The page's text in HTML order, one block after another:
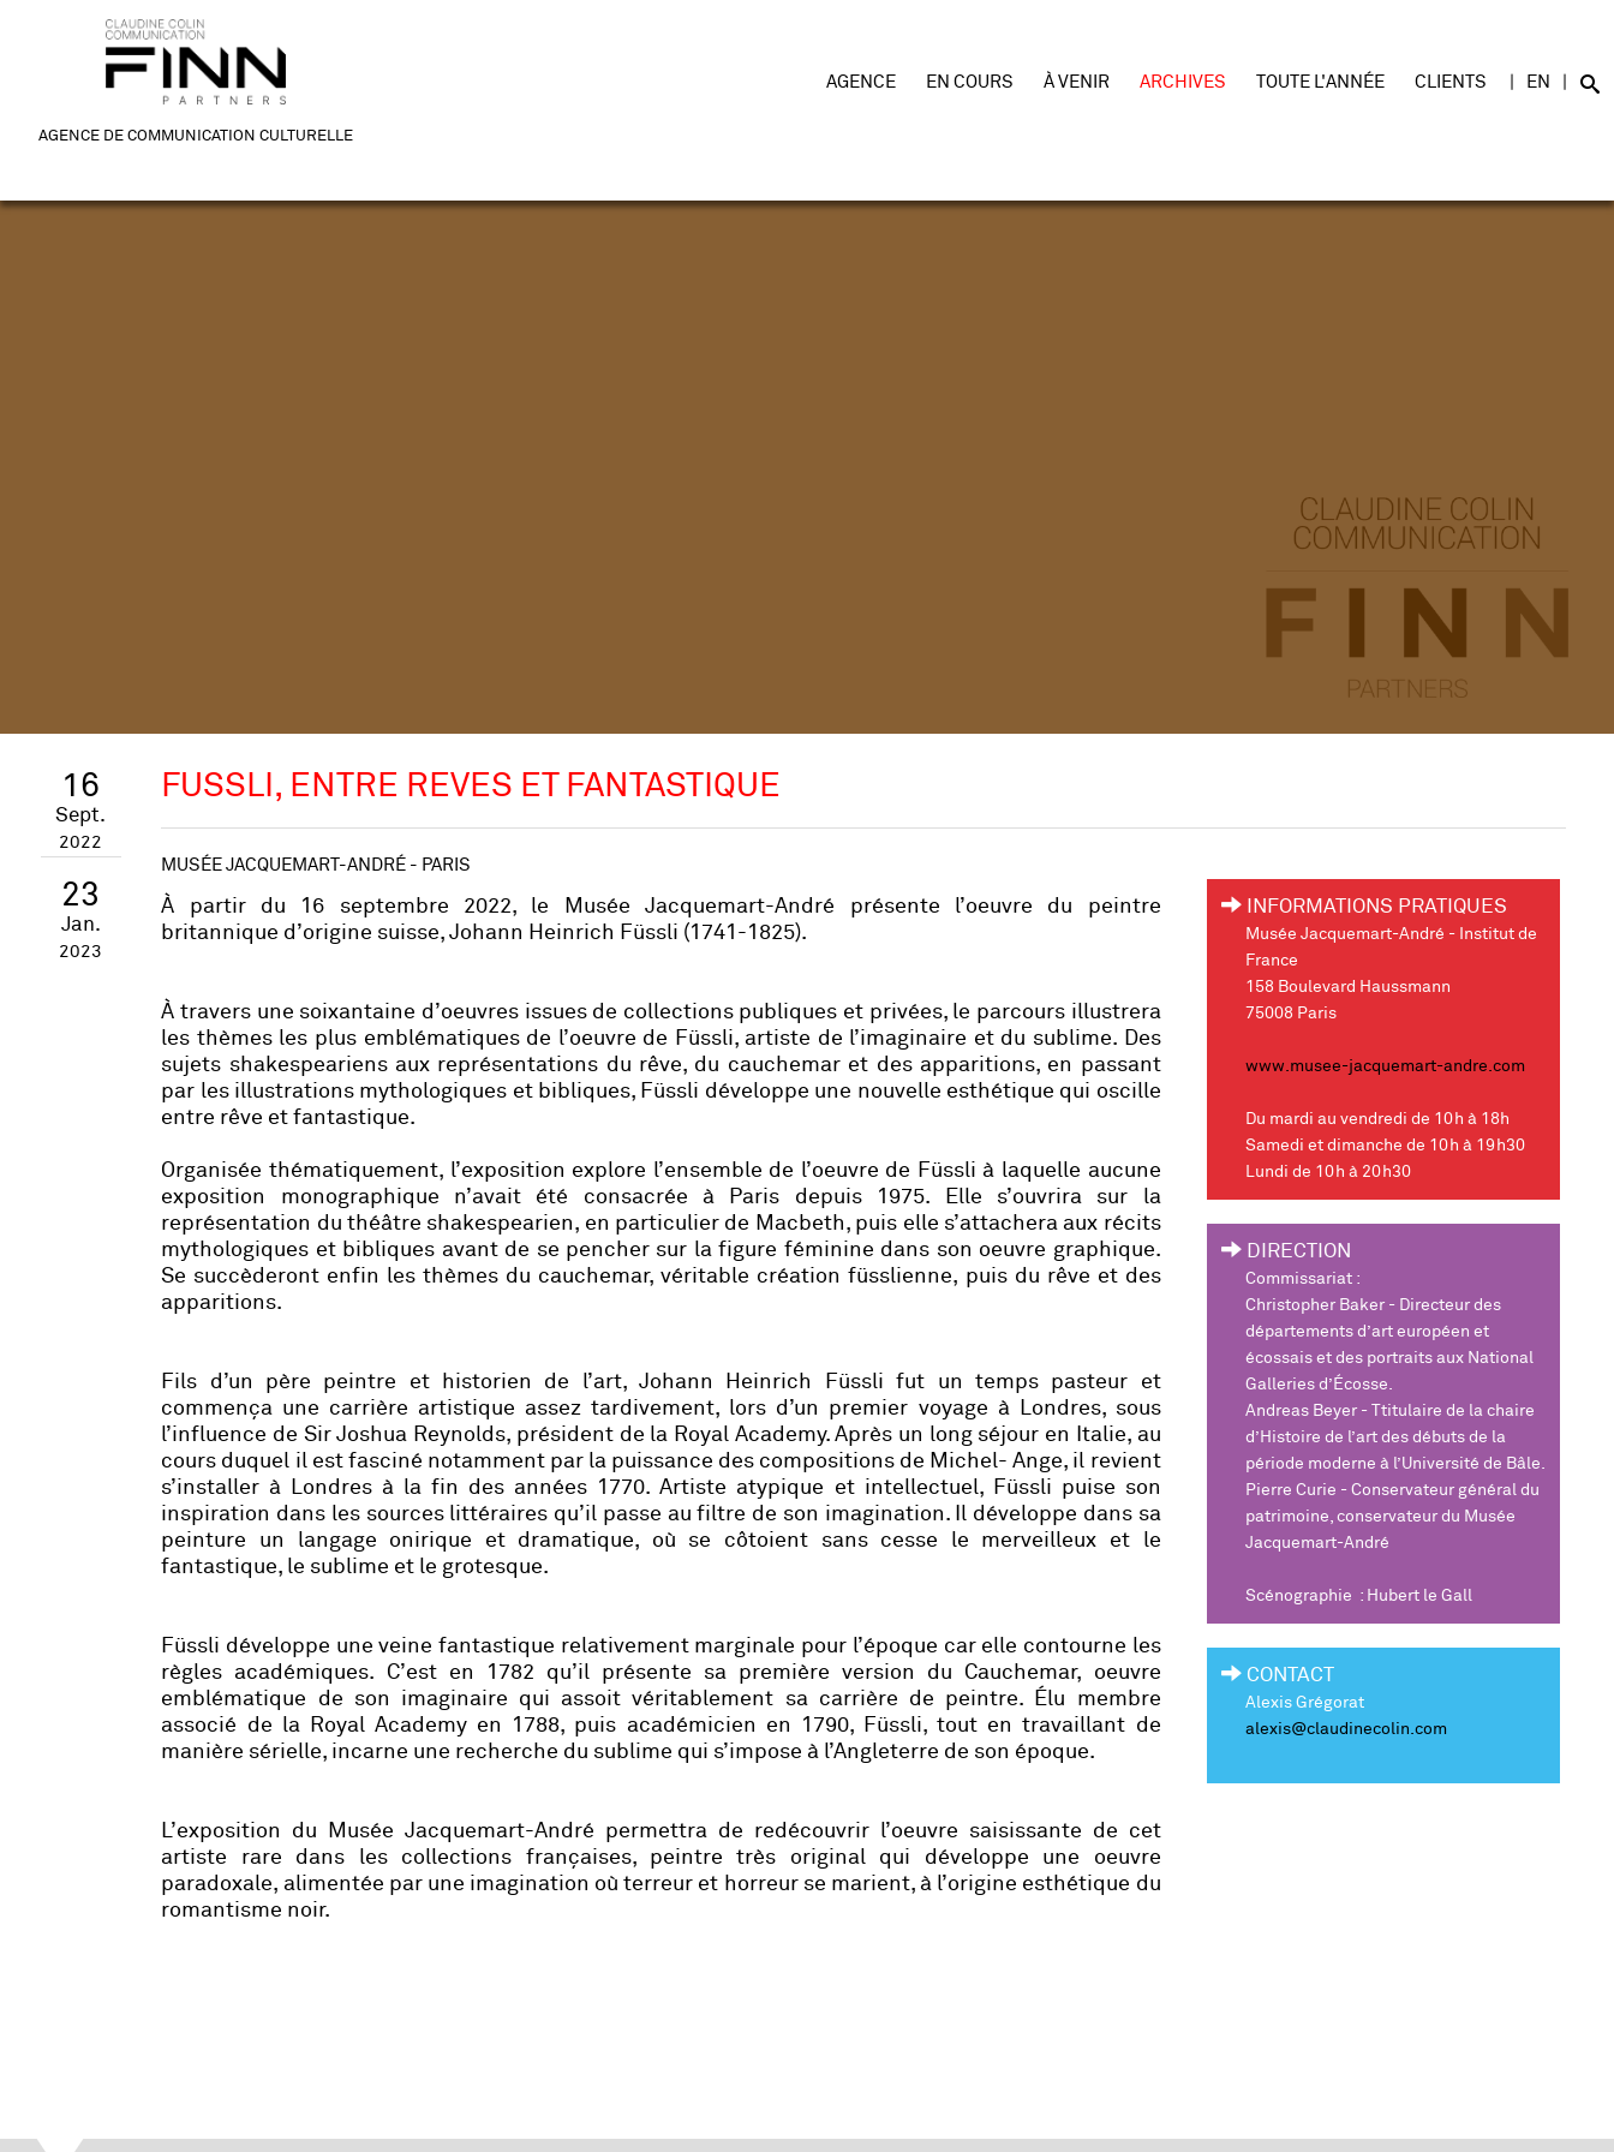
AGENCE DE COMMUNICATION CULTURELLE
AGENCE EN COURS À VENIR ARCHIVES TOUTE L'ANNÉE CLIENTS EN
16
Sept.
2022
23
Jan.
2023
FUSSLI, ENTRE REVES ET FANTASTIQUE
MUSÉE JACQUEMART-ANDRÉ - PARIS
À partir du 16 septembre 2022, le Musée Jacquemart-André présente l’oeuvre du peintre
britannique d’origine suisse, Johann Heinrich Füssli (1741-1825).
À travers une soixantaine d’oeuvres issues de collections publiques et privées, le parcours illustrera
les thèmes les plus emblématiques de l’oeuvre de Füssli, artiste de l’imaginaire et du sublime. Des
sujets shakespeariens aux représentations du rêve, du cauchemar et des apparitions, en passant
par les illustrations mythologiques et bibliques, Füssli développe une nouvelle esthétique qui oscille
entre rêve et fantastique.
Organisée thématiquement, l’exposition explore l’ensemble de l’oeuvre de Füssli à laquelle aucune
exposition monographique n’avait été consacrée à Paris depuis 1975. Elle s’ouvrira sur la
représentation du théâtre shakespearien, en particulier de Macbeth, puis elle s’attachera aux récits
mythologiques et bibliques avant de se pencher sur la figure féminine dans son oeuvre graphique.
Se succèderont enfin les thèmes du cauchemar, véritable création füsslienne, puis du rêve et des
apparitions.
Fils d’un père peintre et historien de l’art, Johann Heinrich Füssli fut un temps pasteur et
commença une carrière artistique assez tardivement, lors d’un premier voyage à Londres, sous
l’influence de Sir Joshua Reynolds, président de la Royal Academy. Après un long séjour en Italie, au
cours duquel il est fasciné notamment par la puissance des compositions de Michel- Ange, il revient
s’installer à Londres à la fin des années 1770. Artiste atypique et intellectuel, Füssli puise son
inspiration dans les sources littéraires qu’il passe au filtre de son imagination. Il développe dans sa
peinture un langage onirique et dramatique, où se côtoient sans cesse le merveilleux et le
fantastique, le sublime et le grotesque.
Füssli développe une veine fantastique relativement marginale pour l’époque car elle contourne les
règles académiques. C’est en 1782 qu’il présente sa première version du Cauchemar, oeuvre
emblématique de son imaginaire qui assoit véritablement sa carrière de peintre. Élu membre
associé de la Royal Academy en 1788, puis académicien en 1790, Füssli, tout en travaillant de
manière sérielle, incarne une recherche du sublime qui s’impose à l’Angleterre de son époque.
L’exposition du Musée Jacquemart-André permettra de redécouvrir l’oeuvre saisissante de cet
artiste rare dans les collections françaises, peintre très original qui développe une oeuvre
paradoxale, alimentée par une imagination où terreur et horreur se marient, à l’origine esthétique du
romantisme noir.
INFORMATIONS PRATIQUES
Musée Jacquemart-André - Institut de
France
158 Boulevard Haussmann
75008 Paris
www.musee-jacquemart-andre.com
Du mardi au vendredi de 10h à 18h
Samedi et dimanche de 10h à 19h30
Lundi de 10h à 20h30
DIRECTION
Commissariat :
Christopher Baker - Directeur des
départements d’art européen et
écossais et des portraits aux National
Galleries d’Écosse.
Andreas Beyer - Ttitulaire de la chaire
d’Histoire de l’art des débuts de la
période moderne à l’Université de Bâle.
Pierre Curie - Conservateur général du
patrimoine, conservateur du Musée
Jacquemart-André
Scénographie : Hubert le Gall
CONTACT
Alexis Grégorat
alexis@claudinecolin.com